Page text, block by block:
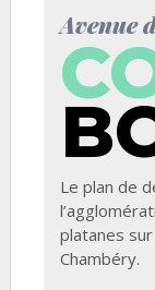
Avenue
Le plan de
platanes sur
Chambéry.